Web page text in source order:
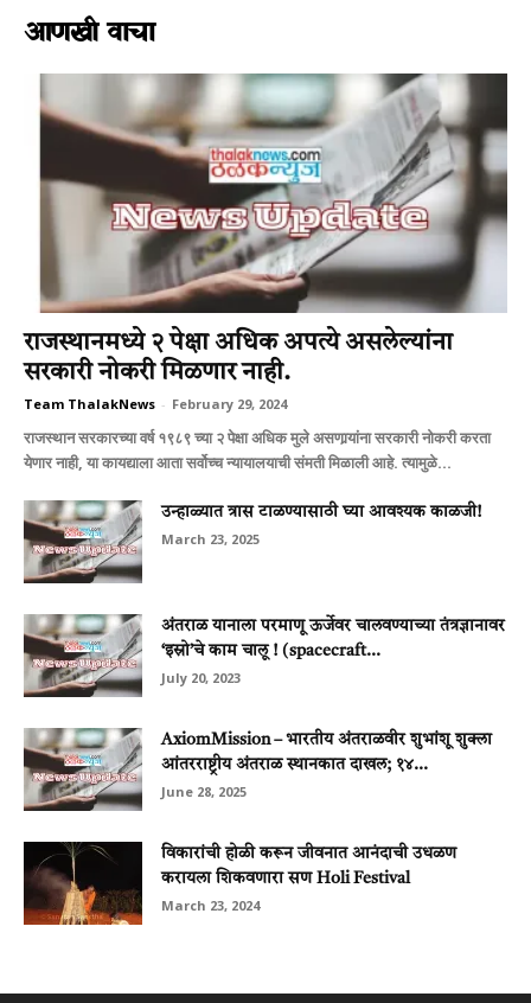
आणखी वाचा
राजस्थानमध्ये २ पेक्षा अधिक अपत्ये असलेल्यांना
सरकारी नोकरी मिळणार नाही.
Team ThalakNews - February 29, 2024
राजस्थान सरकारच्या वर्ष १९८९ च्या २ पेक्षा अधिक मुले असणार्‍यांना सरकारी नोकरी करता
येणार नाही, या कायद्याला आता सर्वोच्च न्यायालयाची संमती मिळाली आहे. त्यामुळे...
उन्हाळ्यात त्रास टाळण्यासाठी घ्या आवश्यक काळजी!
March 23, 2025
अंतराळ यानाला परमाणू ऊर्जेवर चालवण्याच्या तंत्रज्ञानावर
‘इस्रो’चे काम चालू ! (spacecraft...
July 20, 2023
AxiomMission – भारतीय अंतराळवीर शुभांशू शुक्ला
आंतरराष्ट्रीय अंतराळ स्थानकात दाखल; १४...
June 28, 2025
विकारांची होळी करून जीवनात आनंदाची उधळण
करायला शिकवणारा सण Holi Festival
March 23, 2024